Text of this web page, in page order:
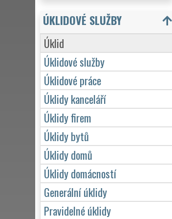
ÚKLID A ÚKLIDOVÉ
Franchisová síť EXTRA
Velkého Poříčí
jednotlivce. Poskytujeme
během víkendů či
se zárukou kvalitně
ÚKLIDOVÉ SLUŽBY
Úklid
Úklidové služby
Úklidové práce
Úklidy kanceláří
Úklidy firem
Úklidy bytů
Úklidy domů
Úklidy domácností
Generální úklidy
Pravidelné úklidy